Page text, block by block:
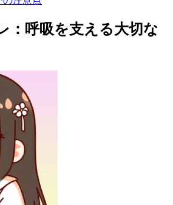
：呼吸を支える大切な